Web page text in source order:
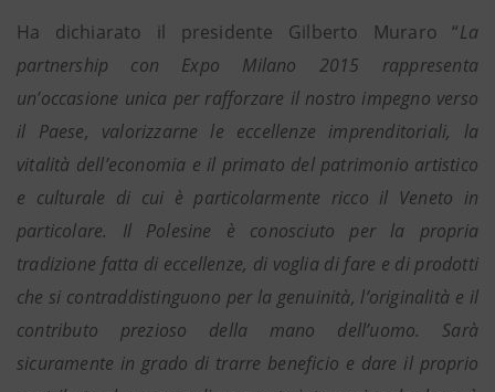
Ha dichiarato il presidente Gilberto Muraro “La
partnership con Expo Milano 2015 rappresenta
un’occasione unica per rafforzare il nostro impegno verso
il Paese, valorizzarne le eccellenze imprenditoriali, la
vitalità dell’economia e il primato del patrimonio artistico
e culturale di cui è particolarmente ricco il Veneto in
particolare. Il Polesine è conosciuto per la propria
tradizione fatta di eccellenze, di voglia di fare e di prodotti
che si contraddistinguono per la genuinità, l’originalità e il
contributo prezioso della mano dell’uomo. Sarà
sicuramente in grado di trarre beneficio e dare il proprio